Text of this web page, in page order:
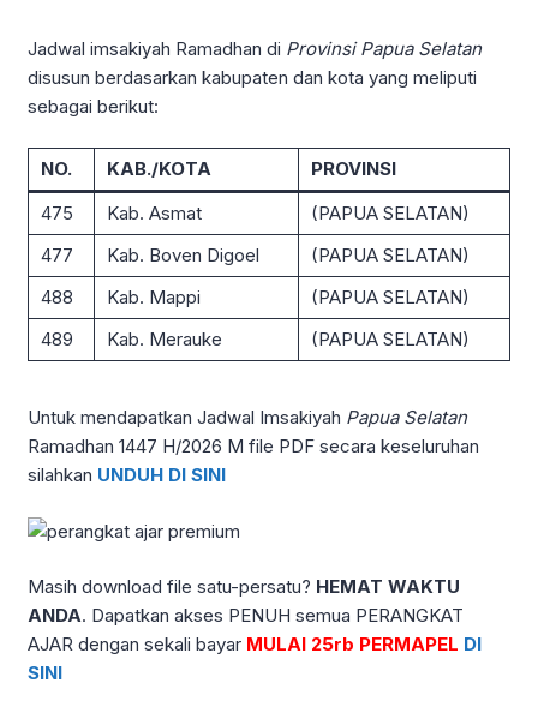
Jadwal imsakiyah Ramadhan di Provinsi Papua Selatan
disusun berdasarkan kabupaten dan kota yang meliputi
sebagai berikut:
NO. KAB./KOTA
PROVINSI
475
Kab. Asmat
(PAPUA SELATAN)
477
Kab. Boven Digoel
(PAPUA SELATAN)
488
Kab. Mappi
(PAPUA SELATAN)
489
Kab. Merauke (PAPUA SELATAN)
Untuk mendapatkan Jadwal Imsakiyah PapuaSelatan
Ramadhan 1447 H/2026 M file PDF secara keseluruhan
silahkan UNDUH DI SINI
Masih download file satu-persatu? HEMAT WAKTU
ANDA. Dapatkan akses PENUH semua PERANGKAT
AJAR dengan sekali bayar MULAI 25rb PERMAPEL DI
SINI